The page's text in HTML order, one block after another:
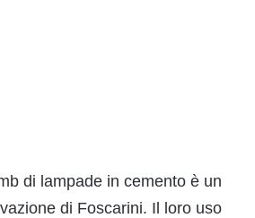
di lampade in cemento è un
di Foscarini. Il loro uso